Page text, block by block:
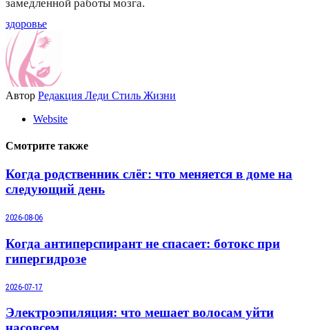
замедленной работы мозга.
здоровье
Автор Редакция Леди Стиль Жизни
Website
Смотрите также
Когда родственник слёг: что меняется в доме на
следующий день
2026-08-06
Когда антиперспирант не спасает: ботокс при
гипергидрозе
2026-07-17
Электроэпиляция: что мешает волосам уйти